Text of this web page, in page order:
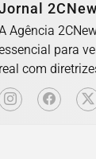
Agência
para
real com